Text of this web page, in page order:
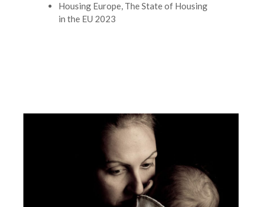
Housing Europe, The State of Housing
in the EU 2023